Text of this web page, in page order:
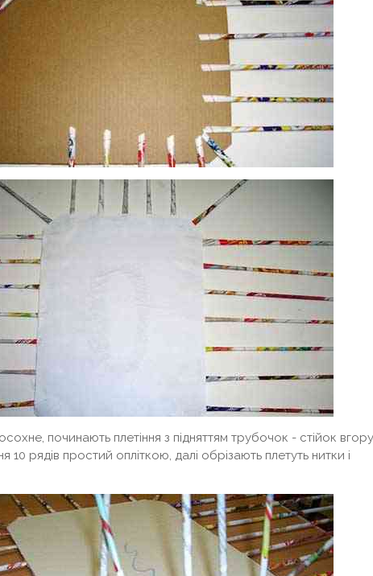
починають плетіння з підняттям трубочок - стійок
10 рядів простий опліткою, далі обрізають плетуть нитки і